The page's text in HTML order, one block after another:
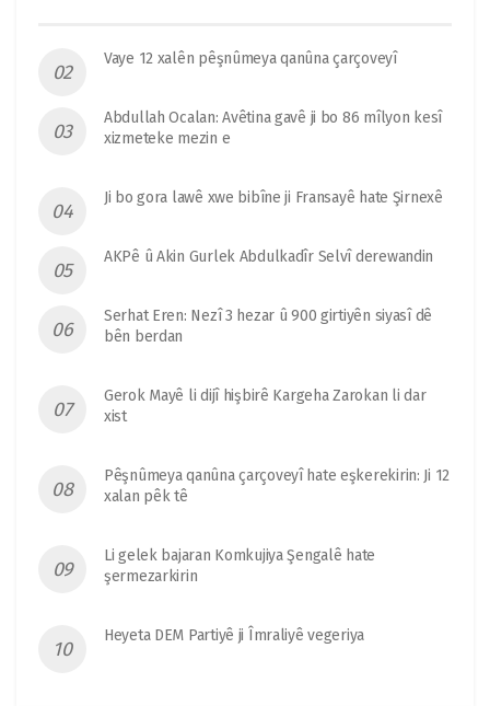
Vaye 12 xalên pêşnûmeya qanûna çarçoveyî
Abdullah Ocalan: Avêtina gavê ji bo 86 mîlyon kesî
xizmeteke mezin e
Ji bo gora lawê xwe bibîne ji Fransayê hate Şirnexê
AKPê û Akin Gurlek Abdulkadîr Selvî derewandin
Serhat Eren: Nezî 3 hezar û 900 girtiyên siyasî dê
bên berdan
Gerok Mayê li dijî hişbirê Kargeha Zarokan li dar
xist
Pêşnûmeya qanûna çarçoveyî hate eşkerekirin: Ji 12
xalan pêk tê
Li gelek bajaran Komkujiya Şengalê hate
şermezarkirin
Heyeta DEM Partiyê ji Îmraliyê vegeriya